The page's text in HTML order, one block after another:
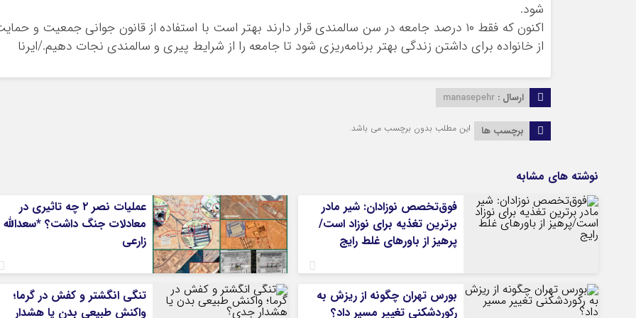
شود.
اکنون که فقط ۱۰ درصد جامعه در سن سالمندی قرار دارند بهتر است با استفاده از قانون جوانی جمعیت و
از خانواده برای داشتن زندگی بهتر برنامه‌ریزی شود تا جامعه را از شرایط پیری و سالمندی نجات دهیم./ایرنا
ارسال : manasepehr
برچسب ها این مطلب بدون برچسب می باشد.
نوشته های مشابه
فوق‌تخصص نوزادان: شیر مادر
برترین تغذیه برای نوزاد است/
پرهیز از باورهای غلط رایج
عملیات نصر ۲ چه تاثیری در
معادلات جنگ داشت؟ *سعدالله
زارعی
بورس تهران چگونه از ریزش به
رکوردشکنی تغییر مسیر داد؟
تنگی انگشتر و کفش در گرما؛
واکنش طبیعی بدن یا هشدار